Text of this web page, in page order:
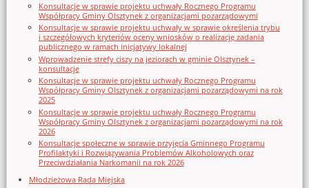
Konsultacje w sprawie projektu uchwały Rocznego Programu
Współpracy Gminy Olsztynek z organizacjami pozarządowymi
Konsultacje w sprawie projektu uchwały w sprawie określenia trybu
i szczegółowych kryteriów oceny wniosków o realizację zadania
publicznego w ramach inicjatywy lokalnej
Wprowadzenie strefy ciszy na jeziorach w gminie Olsztynek –
konsultacje
Konsultacje w sprawie projektu uchwały Rocznego Programu
Współpracy Gminy Olsztynek z organizacjami pozarządowymi na rok
2025
Konsultacje w sprawie projektu uchwały Rocznego Programu
Współpracy Gminy Olsztynek z organizacjami pozarządowymi na rok
2026
Konsultacje społeczne w sprawie przyjęcia Gminnego Programu
Profilaktyki i Rozwiązywania Problemów Alkoholowych oraz
Przeciwdziałania Narkomanii na rok 2026
Młodzieżowa Rada Miejska